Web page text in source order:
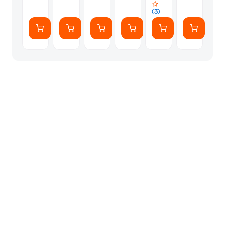
-
Light
Moss
(3)
Vanilla